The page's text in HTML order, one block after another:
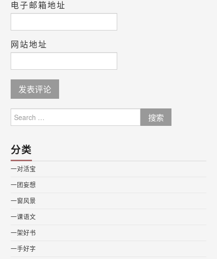
电子邮箱地址
网站地址
for:
分类
一对活宝
一团妄想
一窗风景
一课语文
一架好书
一手好字